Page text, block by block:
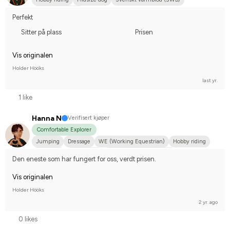
Perfekt
Sitter på plass
Prisen
Vis originalen
Holder Hööks
last yr.
1 like
Hanna N
Verifisert kjøper
Comfortable Explorer
Jumping
Dressage WE (Working Equestrian)
Hobby riding
Den eneste som har fungert for oss, verdt prisen.
Vis originalen
Holder Hööks
2 yr. ago
0 likes